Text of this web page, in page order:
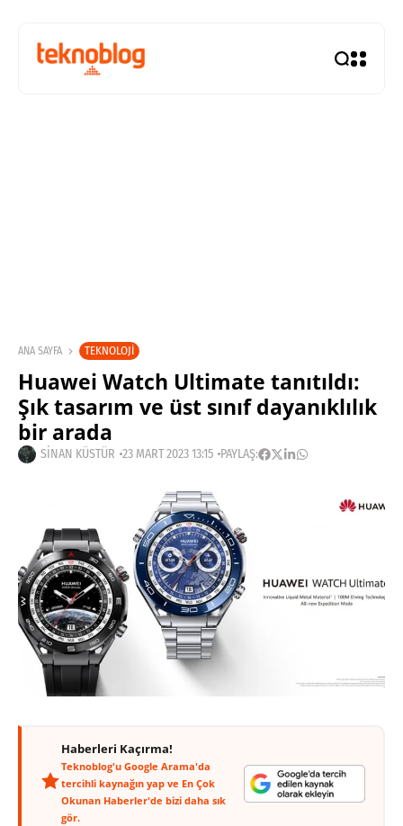
ANA SAYFA TEKNOLOJI
Huawei Watch Ultimate tanıtıldı:
Şık tasarım ve üst sınıf dayanıklılık
bir arada
SINAN KÜSTÜR 23 MART 2023 13:15 PAYLAŞ:
Haberleri Kaçırma!
Teknoblog'u Google Arama'da
tercihli kaynağın yap ve En Çok
Okunan Haberler'de bizi daha sık
gör.